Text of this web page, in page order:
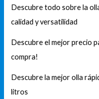
Descubre todo sobre la
calidad y versatilidad
Descubre el mejor precio
compra!
Descubre la mejor olla
litros